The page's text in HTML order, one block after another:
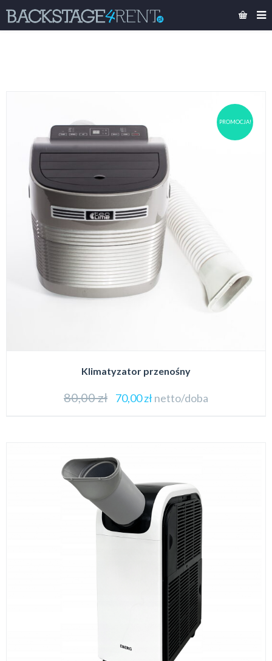
PROMOCJA!
Klimatyzator przenośny
80,00zł 70,00złnetto/doba